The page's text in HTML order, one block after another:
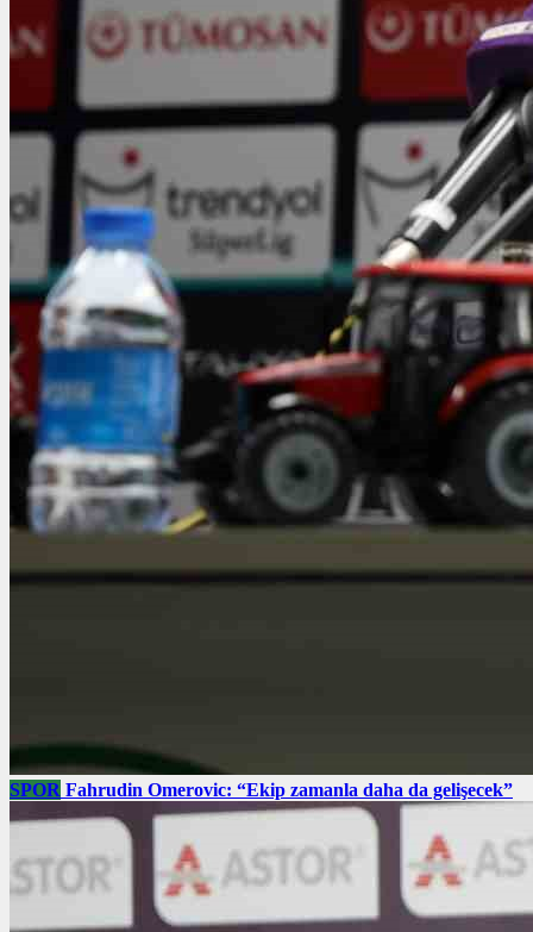
SPOR Fahrudin Omerovic: “Ekip zamanla daha da gelişecek”